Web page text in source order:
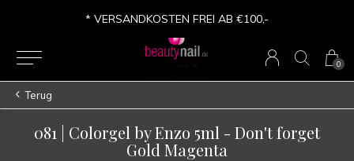
0
* VERSANDKOSTEN FREI AB €100,-
Terug
081 | Colorgel by Enzo 5ml - Don't forget
Gold Magenta